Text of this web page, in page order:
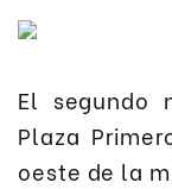
El segundo
Plaza
oeste de la